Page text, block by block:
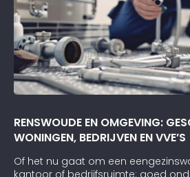
RENSWOUDE EN OMGEVING:
WONINGEN, BEDRIJVEN EN VVE’S
Of het nu gaat om een
kantoor of bedrijfsruimte: goed